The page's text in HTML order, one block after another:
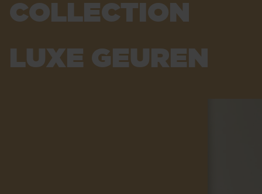
COLLECTION
LUXE GEUREN